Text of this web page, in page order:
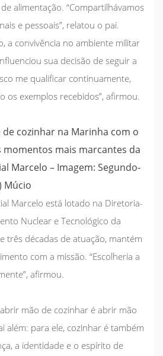
alimentação. “Compartilhávamos
e pessoais”, relatou o pai.
a convivência no ambiente militar
sua decisão de seguir a
me qualificar continuamente,
os exemplos recebidos”, afirmou.
cozinhar na Marinha com o
mais marcantes da
Marcelo – Imagem: Segundo-
Múcio
Marcelo está lotado na Diretoria-
Nuclear e Tecnológico da
três décadas de atuação, mantém
com a missão. “Escolheria a
afirmou.
mão de cozinhar é abrir mão
além: para ele, cozinhar é também
a identidade e o espírito de